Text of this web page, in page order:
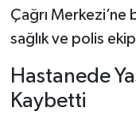
Çağrı
sağlık ve polis
Hastanede
Kaybetti